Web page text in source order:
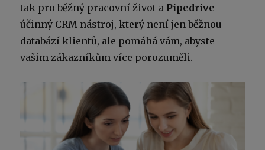
tak pro běžný pracovní život a Pipedrive –
účinný CRM nástroj, který není jen běžnou
databází klientů, ale pomáhá vám, abyste
vašim zákazníkům více porozuměli.